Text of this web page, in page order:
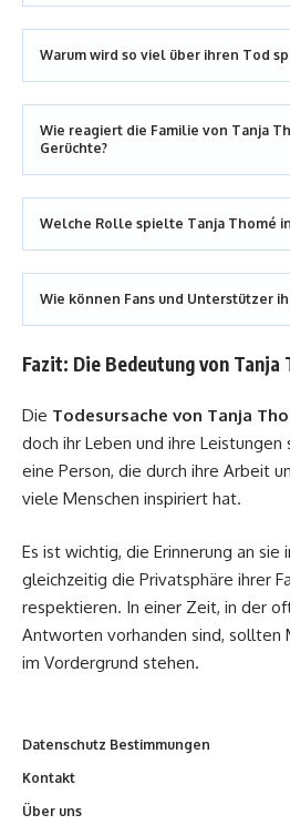
Warum wird so viel über ihren Tod
Wie reagiert die Familie von Tanja
Gerüchte?
Welche Rolle spielte Tanja Thomé
Wie können Fans und Unterstützer
Fazit: Die Bedeutung von Tanja
Die Todesursache von Tanja
doch ihr Leben und ihre
eine Person, die durch ihre Arbeit
viele Menschen inspiriert hat.
Es ist wichtig, die Erinnerung an sie
gleichzeitig die Privatsphäre ihrer
respektieren. In einer Zeit, in der
Antworten vorhanden sind, sollten
im Vordergrund stehen.
Datenschutz Bestimmungen
Kontakt
Über uns